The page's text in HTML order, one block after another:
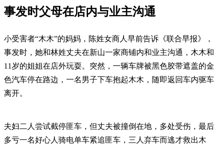
事发时父母在店内与业主沟通
小受害者“木木”的妈妈，陈姓女商人早前告诉《联合早报》，
事发时，她和林姓丈夫在新山一家商铺内和业主沟通，木木和
11岁的姐姐在店外玩耍。突然，一辆车牌被黑色胶带遮盖的金
色汽车停在路边，一名男子下车抱起木木，随即返回车内驱车
离开。
夫妇二人尝试截停匪车，但丈夫被撞倒在地，多处受伤，最后
多亏一名好心人骑电单车紧追匪车，三人弃车而逃才救出木